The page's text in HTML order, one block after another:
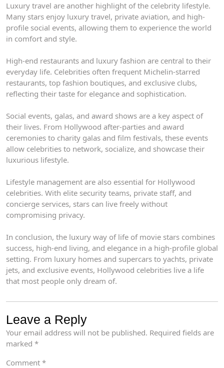
Luxury travel are another highlight of the celebrity lifestyle.
Many stars enjoy luxury travel, private aviation, and high-
profile social events, allowing them to experience the world
in comfort and style.
High-end restaurants and luxury fashion are central to their
everyday life. Celebrities often frequent Michelin-starred
restaurants, top fashion boutiques, and exclusive clubs,
reflecting their taste for elegance and sophistication.
Social events, galas, and award shows are a key aspect of
their lives. From Hollywood after-parties and award
ceremonies to charity galas and film festivals, these events
allow celebrities to network, socialize, and showcase their
luxurious lifestyle.
Lifestyle management are also essential for Hollywood
celebrities. With elite security teams, private staff, and
concierge services, stars can live freely without
compromising privacy.
In conclusion, the luxury way of life of movie stars combines
success, high-end living, and elegance in a high-profile global
setting. From luxury homes and supercars to yachts, private
jets, and exclusive events, Hollywood celebrities live a life
that most people only dream of.
Leave a Reply
Your email address will not be published. Required fields are
marked *
Comment *